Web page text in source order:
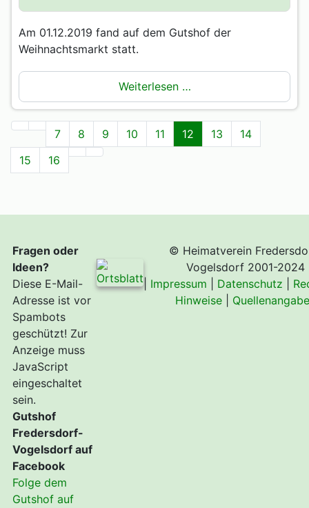
Am 01.12.2019 fand auf dem Gutshof der
Weihnachtsmarkt statt.
Weiterlesen …
7 8 9 10 11 12 13
14
15
16
Fragen oder
Ideen?
Diese E-Mail-
Adresse ist vor
Spambots
geschützt! Zur
Anzeige muss
JavaScript
eingeschaltet
sein.
Gutshof
Fredersdorf-
Vogelsdorf auf
Facebook
Folge dem
Gutshof auf
© Heimatverein
Vogelsdorf 2001-2024
Impressum Datenschutz
Hinweise|